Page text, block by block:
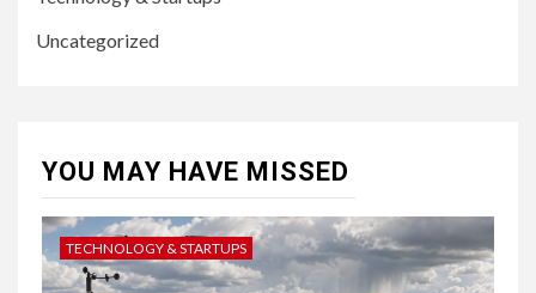
Uncategorized
YOU MAY HAVE MISSED
TECHNOLOGY & STARTUPS